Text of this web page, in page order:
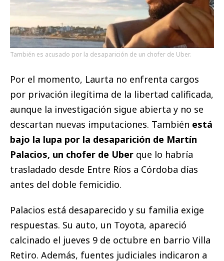
También es acusado por la desaparición de un chofer de Uber.
Por el momento, Laurta no enfrenta cargos
por privación ilegítima de la libertad calificada,
aunque la investigación sigue abierta y no se
descartan nuevas imputaciones. También está
bajo la lupa por la desaparición de Martín
Palacios, un chofer de Uber que lo habría
trasladado desde Entre Ríos a Córdoba días
antes del doble femicidio.
Palacios está desaparecido y su familia exige
respuestas. Su auto, un Toyota, apareció
calcinado el jueves 9 de octubre en barrio Villa
Retiro. Además, fuentes judiciales indicaron a